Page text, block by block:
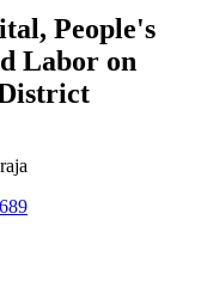
People's
Labor on